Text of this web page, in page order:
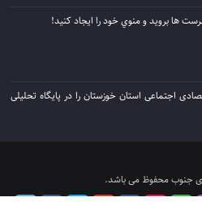
ها برويد و منوي خود را ايجاد كنيد!
اجتماعی استان خوزستان را در پایگاه تحلیلی
جنوب محفوظ می باشد.